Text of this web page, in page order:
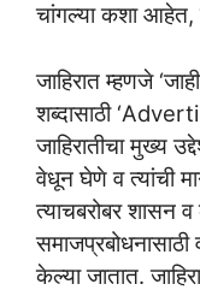
चांगल्या कशा आहेत,
जाहिरात म्हणजे
शब्दासाठी
जाहिरातीचा मुख्य
वेधून घेणे व त्यांची
त्याचबरोबर शासन
समाजप्रबोधनासाठी
केल्या जातात.